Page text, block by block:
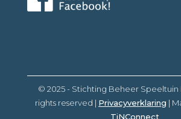
© 2025 - Stichting Beheer Speeltuin
rights reserved | Privacyverklaring |
TiNConnect